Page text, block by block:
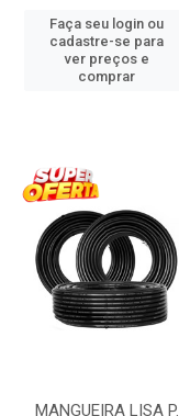
Faça seu login ou
cadastre-se para
ver preços e
comprar
MANGUEIRA LISA P.